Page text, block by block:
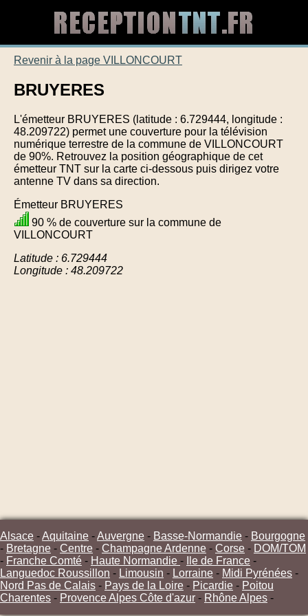
Revenir à la page VILLONCOURT
BRUYERES
L'émetteur BRUYERES (latitude : 6.729444, longitude :
48.209722) permet une couverture pour la télévision
numérique terrestre de la commune de VILLONCOURT
de 90%. Retrouvez la position géographique de cet
émetteur TNT sur la carte ci-dessous puis dirigez votre
antenne TV dans sa direction.
Émetteur BRUYERES
90 % de couverture sur la commune de
VILLONCOURT
Latitude : 6.729444
Longitude : 48.209722
Alsace -Aquitaine -Auvergne - Basse-Normandie - Bourgogne
- Bretagne - Centre - Champagne Ardenne - Corse - DOM/TOM
- Franche Comté - Haute Normandie - Ile de France -
Languedoc Roussillon - Limousin - Lorraine - Midi Pyrénées -
Nord Pas de Calais - Pays de la Loire - Picardie - Poitou
Charentes - Provence Alpes Côte d'azur - Rhône Alpes -